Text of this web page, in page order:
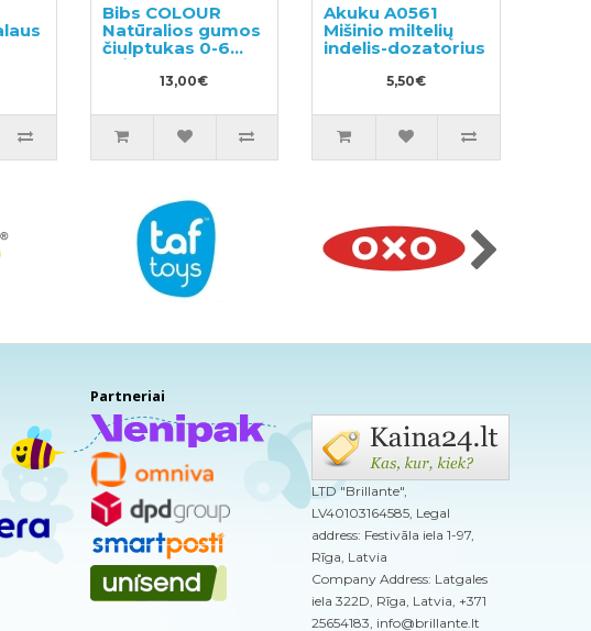
0
Bibs COLOUR
Natūralios gumos
čiulptukas 0-6
mėn. 2vnt
13,00€
Akuku A0561
Mišinio miltelių
indelis-dozatorius
5,50€
Partneriai
LTD "Brillante",
LV40103164585, Legal
address: Festivāla iela 1-97,
Rīga, Latvia
Company Address: Latgales
iela 322D, Rīga, Latvia, +371
25654183, info@brillante.lt